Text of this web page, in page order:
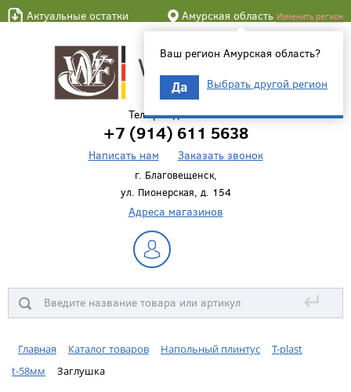
Актуальные остатки Амурская область Изменить регион
Ваш регион Амурская область?
Да Выбрать другой регион
Телефон для связи
+7 (914) 611 5638
Написать нам Заказать звонок
г. Благовещенск,
ул. Пионерская, д. 154
Адреса магазинов
↵
Главная Каталог товаров Напольный плинтус
T-plast
t-58мм
Заглушка